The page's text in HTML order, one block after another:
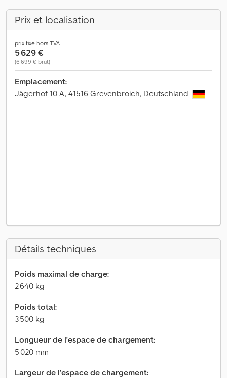
Prix et localisation
prix fixe hors TVA
5 629 €
(6 699 € brut)
Emplacement:
Jägerhof 10 A, 41516 Grevenbroich, Deutschland
Détails techniques
Poids maximal de charge:
2 640 kg
Poids total:
3 500 kg
Longueur de l'espace de chargement:
5 020 mm
Largeur de l’espace de chargement: